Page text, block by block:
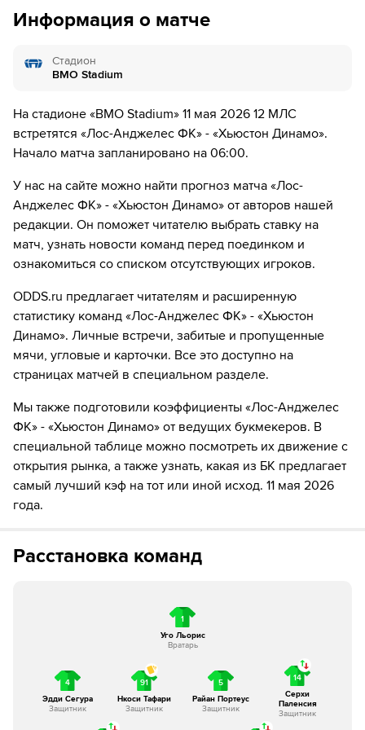
жёлтую карточку
55´ГОЛ!
Игрок "Хьюстон Динамо" Джек Макглинн забивает
59´
Замена "Лос-Анджелес ФК": Джейкоб Шаффельбург
↔ Тайлер Бойд
59´
Замена "Лос-Анджелес ФК": Стивен Эуштакиу ↔
59´
Замена "Лос-Анджелес ФК": Марко Дельгадо ↔
Матье Чойниер
Замена "Хьюстон Динамо": Джек Макглинн ↔
Агустин Боузат
Замена "Лос-Анджелес ФК": Nathan Ordaz ↔
Джереми Эбобиссе
79´
Игрок "Лос-Анджелес ФК" David Martinez получает
жёлтую карточку
Игрок "Лос-Анджелес ФК" Тайлер Бойд получает
Замена "Хьюстон Динамо": Матеуш Богуш ↔ Дуэйн
Замена "Хьюстон Динамо": Эсекель Понсе ↔
Ондржей Лингр
Замена "Хьюстон Динамо": Гильерме Аугусто ↔
Информация о матче
Стадион
BMO Stadium
На стадионе «BMO Stadium» 11 мая 2026 12 МЛС
встретятся «Лос-Анджелес ФК» - «Хьюстон Динамо».
Начало матча запланировано на 06:00.
У нас на сайте можно найти прогноз матча «Лос-
Анджелес ФК» - «Хьюстон Динамо» от авторов нашей
редакции. Он поможет читателю выбрать ставку на
матч, узнать новости команд перед поединком и
ознакомиться со списком отсутствующих игроков.
ODDS.ru предлагает читателям и расширенную
статистику команд «Лос-Анджелес ФК» - «Хьюстон
Динамо». Личные встречи, забитые и пропущенные
мячи, угловые и карточки. Все это доступно на
страницах матчей в специальном разделе.
Мы также подготовили коэффициенты «Лос-Анджелес
ФК» - «Хьюстон Динамо» от ведущих букмекеров. В
специальной таблице можно посмотреть их движение с
открытия рынка, а также узнать, какая из БК предлагает
самый лучший кэф на тот или иной исход. 11 мая 2026
года.
Расстановка команд
1
Уго Льорис
Вратарь
4
Эдди Сегура
Защитник
91
Нкоси Тафари
Защитник
5
Райан Портеус
Защитник
14
Серхи
Паленсия
Защитник